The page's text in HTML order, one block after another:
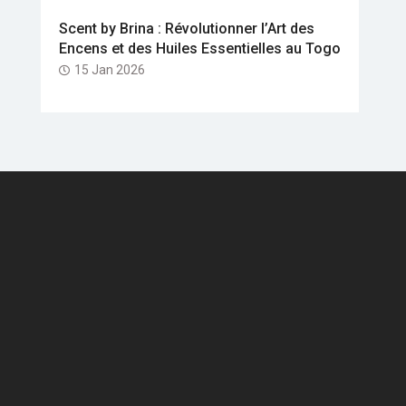
Scent by Brina : Révolutionner l’Art des
Encens et des Huiles Essentielles au Togo
15 Jan 2026